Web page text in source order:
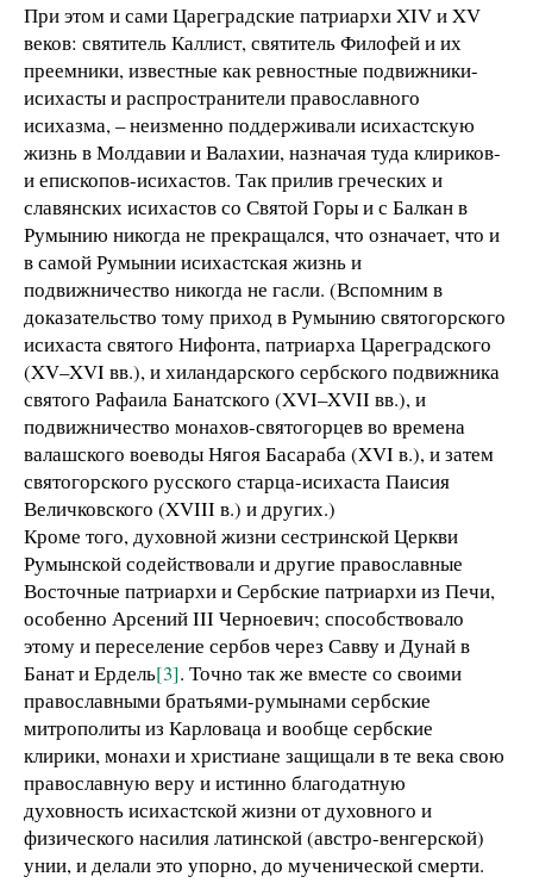
При этом и сами Цареградские патриархи XIV и XV
веков: святитель Каллист, святитель Филофей и их
преемники, известные как ревностные подвижники-
исихасты и распространители православного
исихазма, – неизменно поддерживали исихастскую
жизнь в Молдавии и Валахии, назначая туда клириков-
и епископов-исихастов. Так прилив греческих и
славянских исихастов со Святой Горы и с Балкан в
Румынию никогда не прекращался, что означает, что и
в самой Румынии исихастская жизнь и
подвижничество никогда не гасли. (Вспомним в
доказательство тому приход в Румынию святогорского
исихаста святого Нифонта, патриарха Цареградского
(XV–XVI вв.), и хиландарского сербского подвижника
святого Рафаила Банатского (XVI–XVII вв.), и
подвижничество монахов-святогорцев во времена
валашского воеводы Нягоя Басараба (XVI в.), и затем
святогорского русского старца-исихаста Паисия
Величковского (XVIII в.) и других.)
Кроме того, духовной жизни сестринской Церкви
Румынской содействовали и другие православные
Восточные патриархи и Сербские патриархи из Печи,
особенно Арсений III Черноевич; способствовало
этому и переселение сербов через Савву и Дунай в
Банат и Ердель[3]. Точно так же вместе со своими
православными братьями-румынами сербские
митрополиты из Карловаца и вообще сербские
клирики, монахи и христиане защищали в те века свою
православную веру и истинно благодатную
духовность исихастской жизни от духовного и
физического насилия латинской (австро-венгерской)
унии, и делали это упорно, до мученической смерти.